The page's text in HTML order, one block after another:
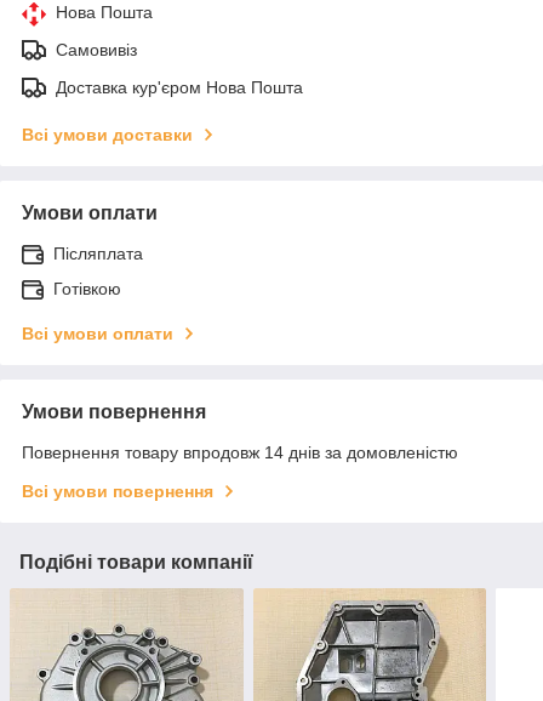
Нова Пошта
Самовивіз
Доставка кур'єром Нова Пошта
Всі умови доставки
Умови оплати
Післяплата
Готівкою
Всі умови оплати
Умови повернення
Повернення товару впродовж 14 днів за домовленістю
Всі умови повернення
Подібні товари компанії